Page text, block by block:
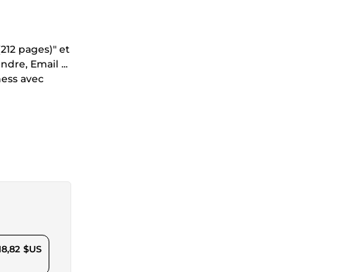
pages)" et
Email ...
avec
$US